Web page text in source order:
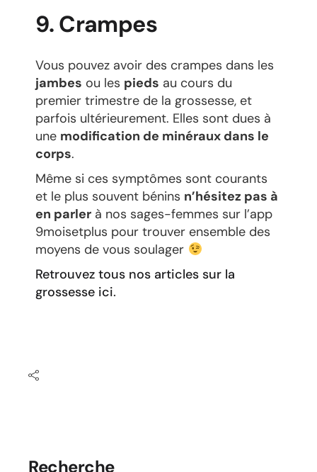
9. Crampes
Vous pouvez avoir des crampes dans les
jambes ou les pieds au cours du
premier trimestre de la grossesse, et
parfois ultérieurement. Elles sont dues à
une modification de minéraux dans le
corps.
Même si ces symptômes sont courants
et le plus souvent bénins n’hésitez pas à
en parler à nos sages-femmes sur l’app
9moisetplus pour trouver ensemble des
moyens de vous soulager
Retrouvez tous nos articles sur la
grossesse ici.
Recherche